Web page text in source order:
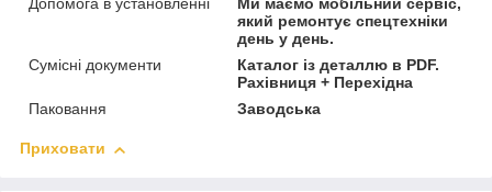
Допомога в установленні
Ми маємо мобільний сервіс,
який ремонтує спецтехніки
день у день.
Сумісні документи
Каталог із деталлю в PDF.
Рахівниця + Перехідна
Паковання
Заводська
Приховати